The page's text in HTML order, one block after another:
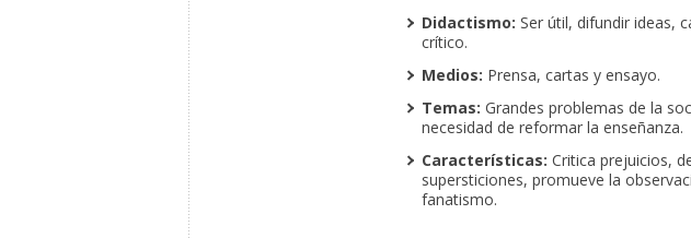
Didactismo: Ser útil, difundir ideas,
crítico.
Medios: Prensa, cartas y ensayo.
Temas: Grandes problemas de la
necesidad de reformar la enseñanza.
Características: Critica prejuicios,
supersticiones, promueve la
fanatismo.